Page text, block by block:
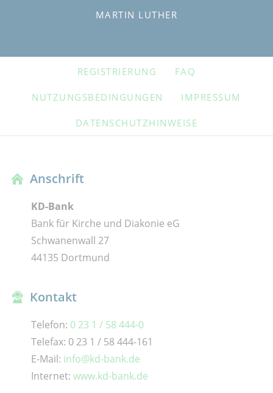
MARTIN LUTHER
NAVIGATION
REGISTRIERUNG FAQ
NUTZUNGSBEDINGUNGEN IMPRESSUM
DATENSCHUTZHINWEISE
Anschrift
KD-Bank
Bank für Kirche und Diakonie eG
Schwanenwall 27
44135 Dortmund
Kontakt
Telefon: 0 23 1 / 58 444-0
Telefax: 0 23 1 / 58 444-161
E-Mail: info@kd-bank.de
Internet: www.kd-bank.de